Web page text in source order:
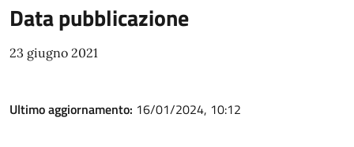
Data pubblicazione
23 giugno 2021
Ultimo aggiornamento: 16/01/2024, 10:12